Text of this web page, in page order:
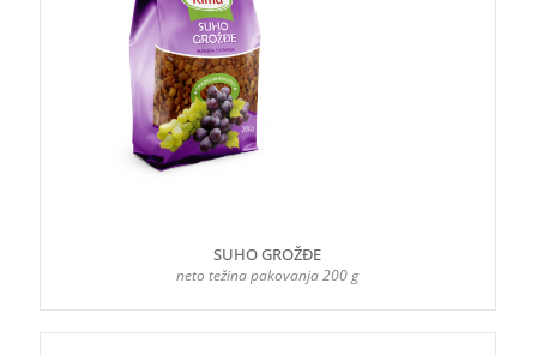
SUHO GROŽĐE
neto težina pakovanja 200 g